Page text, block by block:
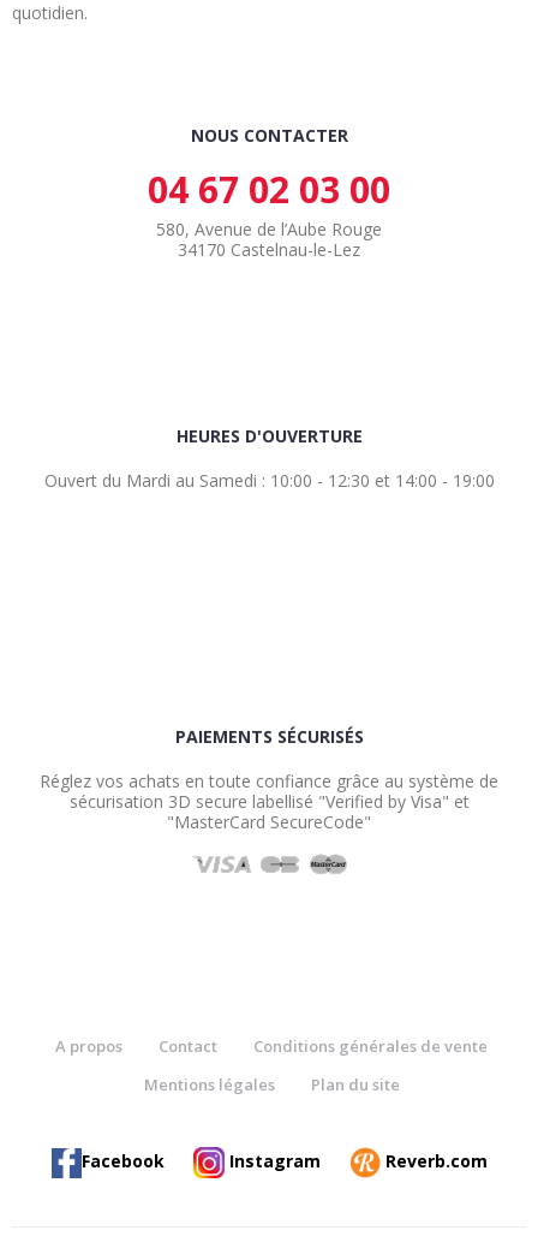
quotidien.
NOUS CONTACTER
04 67 02 03 00
580, Avenue de l’Aube Rouge
34170 Castelnau-le-Lez
HEURES D'OUVERTURE
Ouvert du Mardi au Samedi : 10:00 - 12:30 et 14:00 - 19:00
PAIEMENTS SÉCURISÉS
Réglez vos achats en toute confiance grâce au système de
sécurisation 3D secure labellisé "Verified by Visa" et
"MasterCard SecureCode"
A propos Contact
Conditions générales de vente
Mentions légales
Plan du site
Facebook Instagram Reverb.com